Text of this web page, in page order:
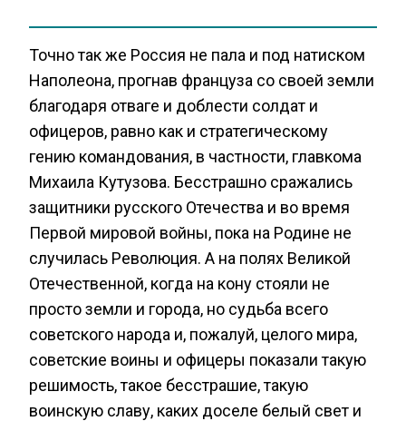
Точно так же Россия не пала и под натиском
Наполеона, прогнав француза со своей земли
благодаря отваге и доблести солдат и
офицеров, равно как и стратегическому
гению командования, в частности, главкома
Михаила Кутузова. Бесстрашно сражались
защитники русского Отечества и во время
Первой мировой войны, пока на Родине не
случилась Революция. А на полях Великой
Отечественной, когда на кону стояли не
просто земли и города, но судьба всего
советского народа и, пожалуй, целого мира,
советские воины и офицеры показали такую
решимость, такое бесстрашие, такую
воинскую славу, каких доселе белый свет и